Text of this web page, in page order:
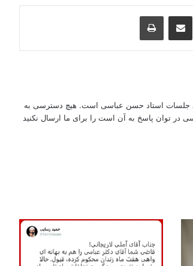
اشتراک گذاری از طریق ایمیل چاپ
جلسات استاد حسن عباسی است. هیچ دسترسی به
در توان پاسخ به آن است را برای ما ارسال نکنید